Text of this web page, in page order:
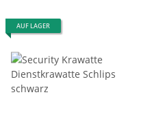
AUF LAGER